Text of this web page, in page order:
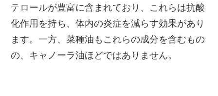
テロールが豊富に含まれており、これらは抗酸
化作用を持ち、体内の炎症を減らす効果があり
ます。一方、菜種油もこれらの成分を含むもの
の、キャノーラ油ほどではありません。